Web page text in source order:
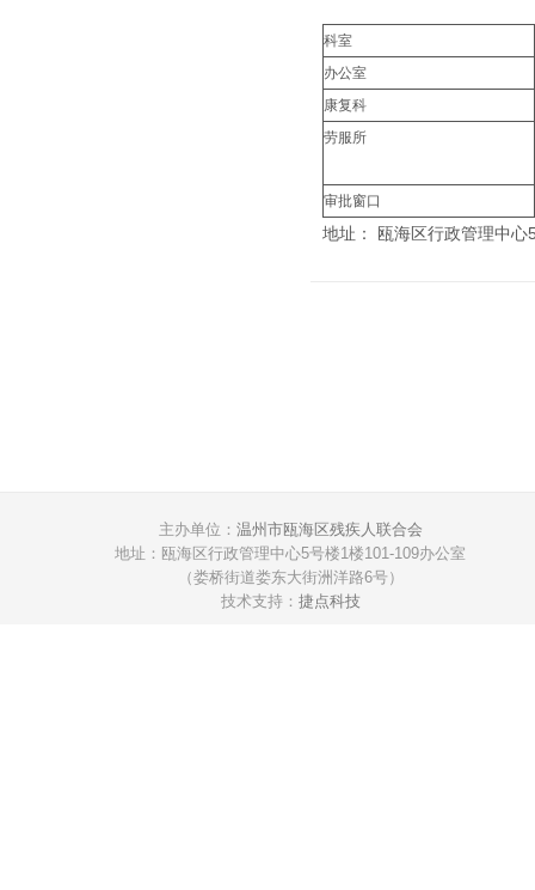
科室
办公室
康复科
劳服所
审批窗口
地址： 瓯海区行政管理中
主办单位： 温州市瓯海区残疾人联合会
地址：瓯海区行政管理中心5号楼1楼101-109办公室
（娄桥街道娄东大街洲洋路6号）
技术支持： 捷点科技